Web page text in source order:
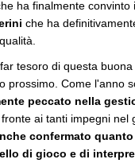
ha finalmente convinto
che ha
tesoro di questa
prossimo. Come l'anno
peccato nella
ai tanti impegni nel
confermato
di gioco e di